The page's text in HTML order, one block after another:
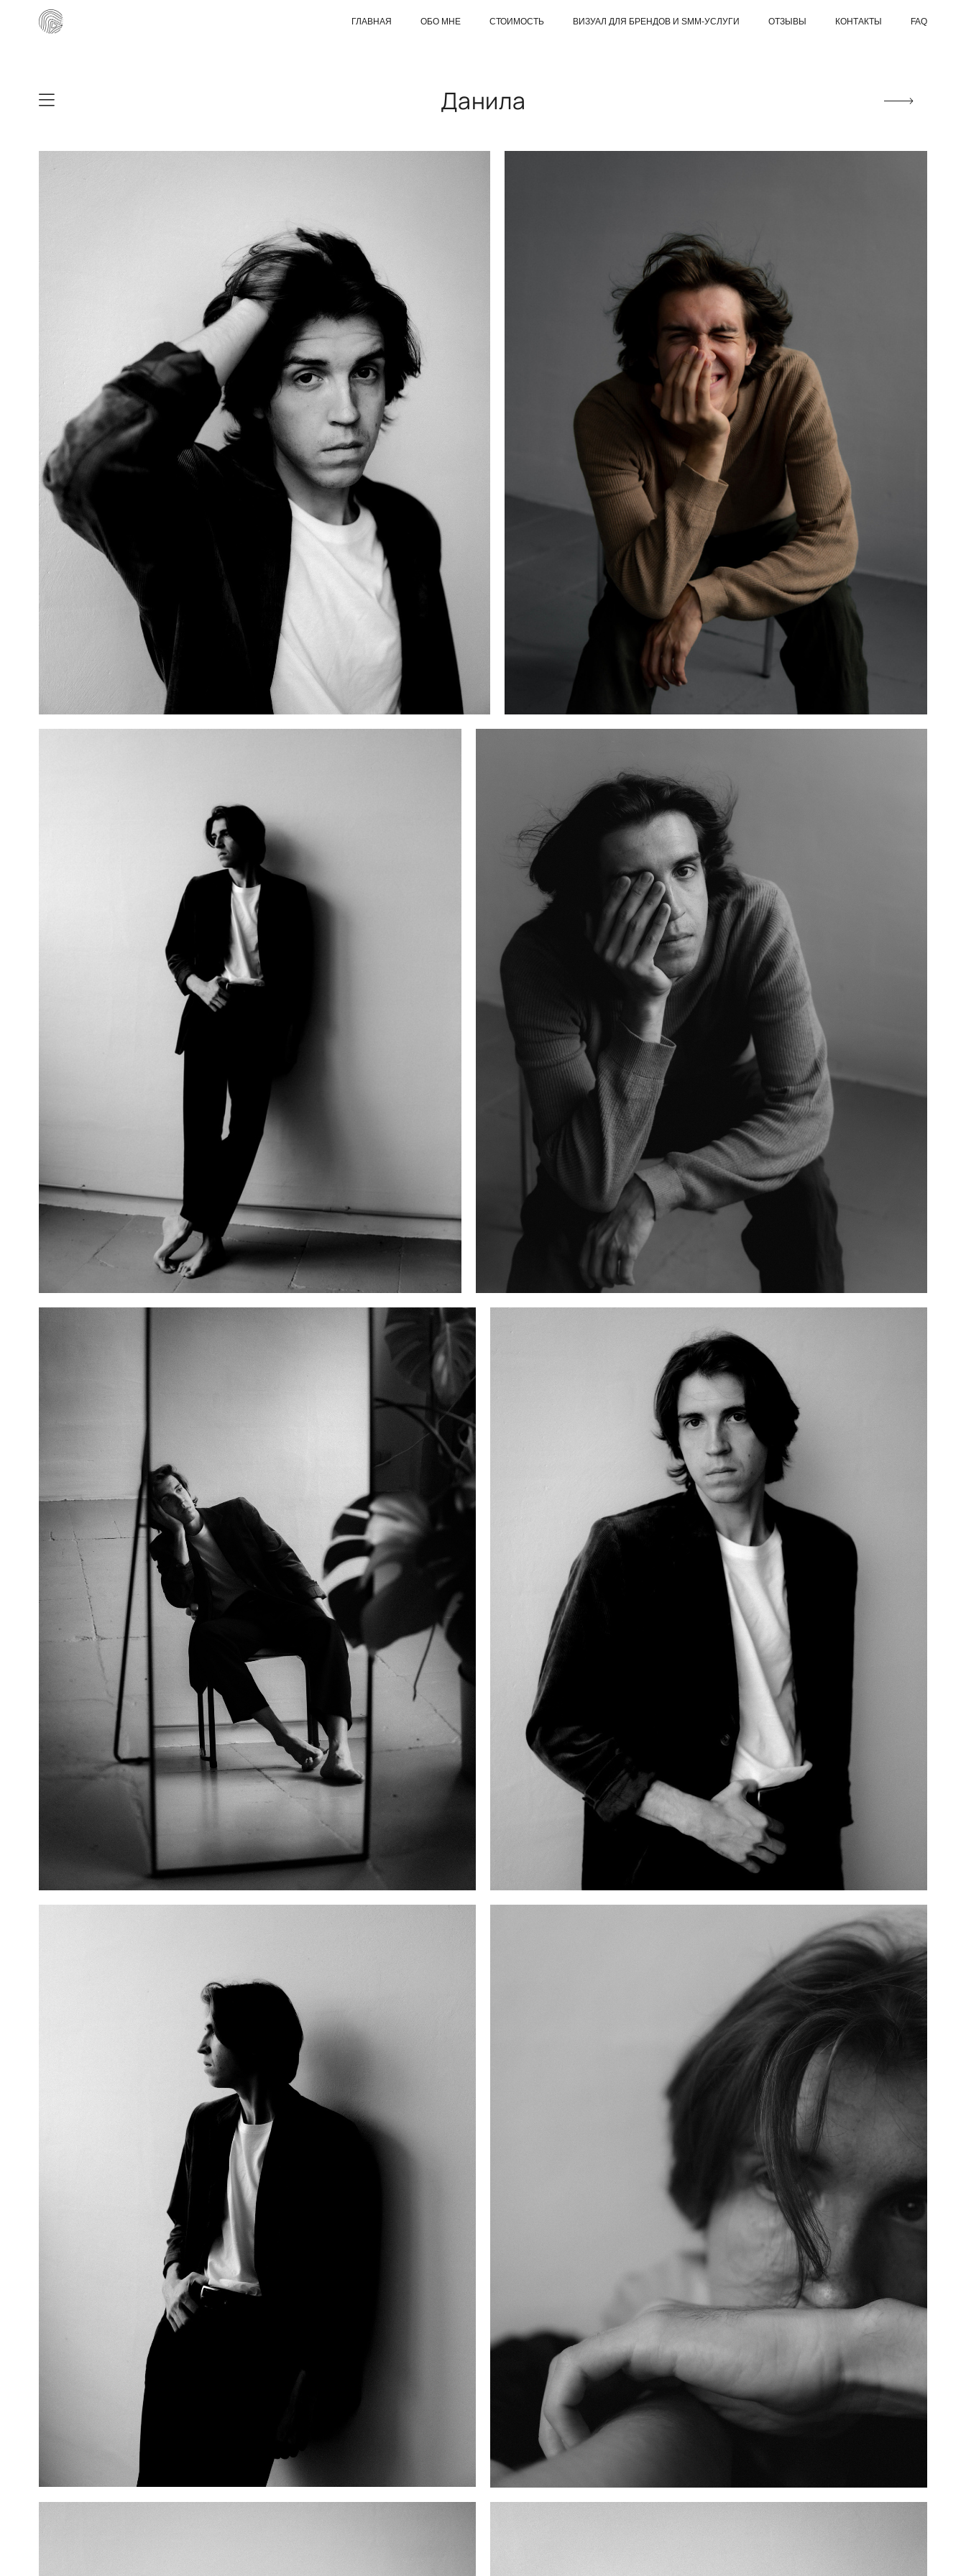
ГЛАВНАЯ ОБО МНЕ СТОИМОСТЬ ВИЗУАЛ ДЛЯ БРЕНДОВ И SMM-УСЛУГИ ОТЗЫВЫ КОНТАКТЫ FAQ
Данила